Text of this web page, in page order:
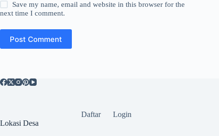
Save my name, email and website in this browser for the
next time I comment.
Post Comment
Daftar
Login
Lokasi Desa